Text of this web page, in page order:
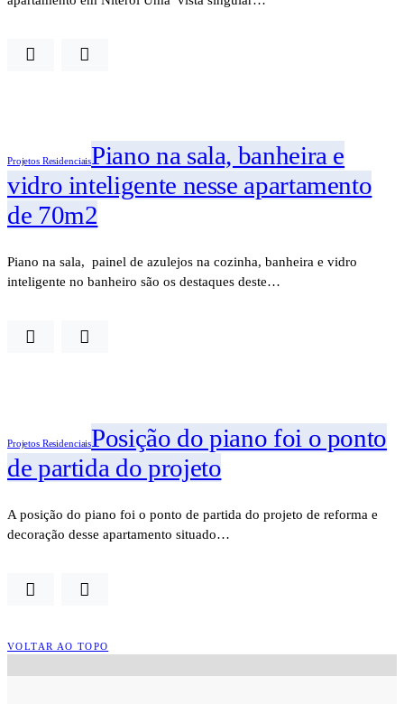
Projetos ResidenciaisPiano na sala, banheira e
vidro inteligente nesse apartamento
de 70m2
Piano na sala, painel de azulejos na cozinha, banheira e vidro
inteligente no banheiro são os destaques deste…
Projetos ResidenciaisPosição do piano foi o ponto
de partida do projeto
A posição do piano foi o ponto de partida do projeto de reforma e
decoração desse apartamento situado…
VOLTAR AO TOPO